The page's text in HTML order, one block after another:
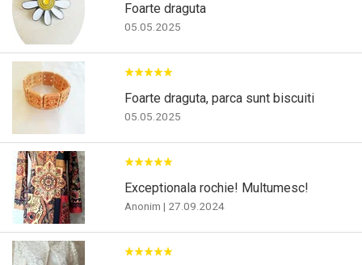
Foarte draguta
05.05.2025
Foarte draguta, parca sunt biscuiti
05.05.2025
Exceptionala rochie! Multumesc!
Anonim | 27.09.2024